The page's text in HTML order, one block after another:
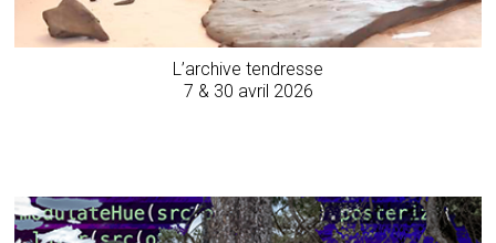
L’archive tendresse
7 & 30 avril 2026